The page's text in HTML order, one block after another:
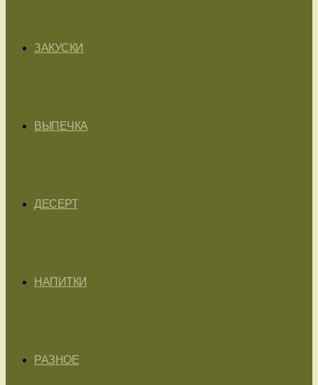
ЗАКУСКИ
ВЫПЕЧКА
ДЕСЕРТ
НАПИТКИ
РАЗНОЕ